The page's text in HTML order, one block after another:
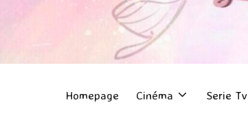
Homepage Cinéma Serie Tv